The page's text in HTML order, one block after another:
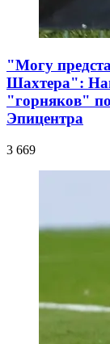
"Могу
Шахтера":
"горняков"
Эпицентра
3 669